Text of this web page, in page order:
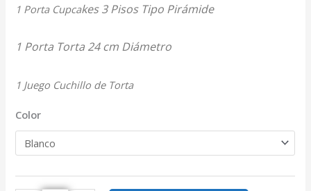
1 Porta Cupcakes 3 Pisos Tipo Pirámide
1 Porta Torta 24 cm Diámetro
1 Juego Cuchillo de Torta
Color